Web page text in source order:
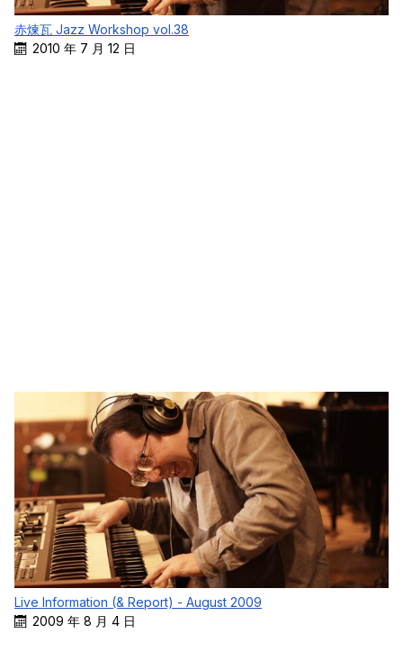
赤煉瓦 Jazz Workshop vol.38
2010 年 7 月 12 日
Live Information (& Report) - August 2009
2009 年 8 月 4 日